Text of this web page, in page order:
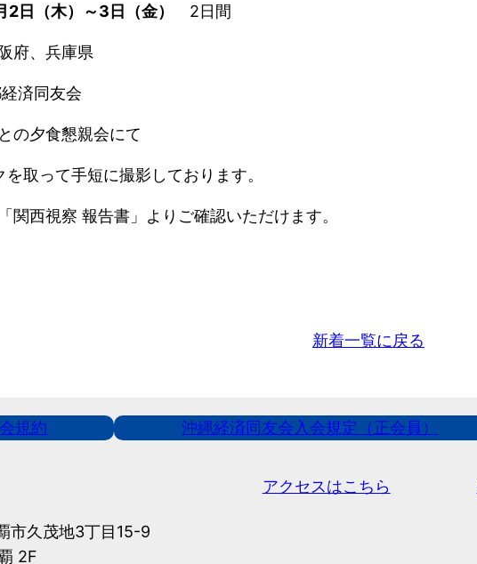
2日（木）～3日（金） 2日間
府、兵庫県
の夕食懇親会にて
取って手短に撮影しております。
関西視察 報告書」よりご確認いただけます。
新着一覧に戻る
規約 沖縄経済同友会入会規定（正会員）
市久茂地3丁目15-9
2F
アクセスはこちら